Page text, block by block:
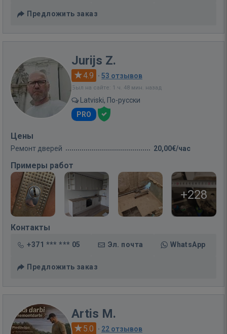
Предложить заказ
Jurijs Z.
4.9 · 53 отзывов
Был на сайте: 1 ч. 48 мин. назад
Latviski, По-русски
PRO
Цены
Ремонт дверей 20,00€/час
Примеры работ
+228
Контакты
+371 *** *** 05 Эл. почта WhatsApp
Предложить заказ
Artis M.
5.0 · 22 отзывов